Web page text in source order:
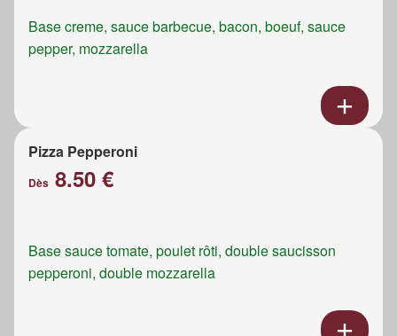
Base creme, sauce barbecue, bacon, boeuf, sauce
pepper, mozzarella
Pizza Pepperoni
Dès 8.50 €
Base sauce tomate, poulet rôti, double saucisson
pepperoni, double mozzarella